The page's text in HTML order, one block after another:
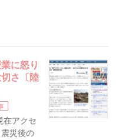
に怒り
さ〔陸
在アクセ
災後の